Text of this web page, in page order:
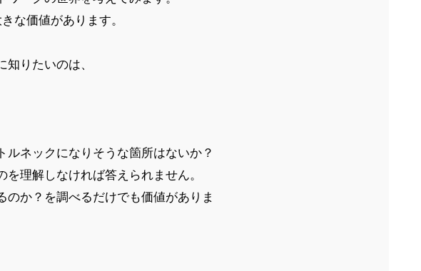
な価値があります。
りたいのは、
ネックになりそうな箇所はないか？
理解しなければ答えられません。
か？を調べるだけでも価値がありま